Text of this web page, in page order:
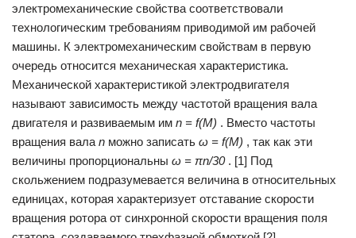
электромеханические свойства соответствовали
технологическим требованиям приводимой им рабочей
машины. К электромеханическим свойствам в первую
очередь относится механическая характеристика.
Механической характеристикой электродвигателя
называют зависимость между частотой вращения вала
двигателя и развиваемым им n = f(М) . Вместо частоты
вращения вала n можно записать ω = f(М) , так как эти
величины пропорциональны ω = πn/30. [1] Под
скольжением подразумевается величина в относительных
единицах, которая характеризует отставание скорости
вращения ротора от синхронной скорости вращения поля